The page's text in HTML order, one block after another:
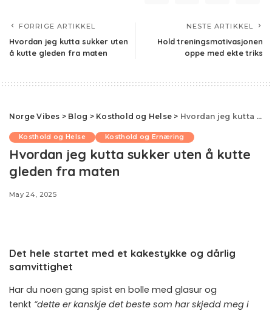
FORRIGE ARTIKKEL
Hvordan jeg kutta sukker uten
å kutte gleden fra maten
NESTE ARTIKKEL
Hold treningsmotivasjonen
oppe med ekte triks
Norge Vibes > Blog > Kosthold og Helse > Hvordan jeg kutta sukker uten å kutte gleden fra maten
Kosthold og Helse Kosthold og Ernæring
Hvordan jeg kutta sukker uten å kutte
gleden fra maten
May 24, 2025
Det hele startet med et kakestykke og dårlig
samvittighet
Har du noen gang spist en bolle med glasur og
tenkt “dette er kanskje det beste som har skjedd meg i